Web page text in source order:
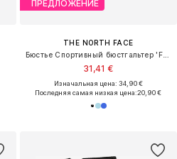
ПРЕДЛОЖЕНИЕ
THE NORTH FACE
31,41 €
Изначальная цена: 34,90 €
Последняя самая низкая цена:20,90 €